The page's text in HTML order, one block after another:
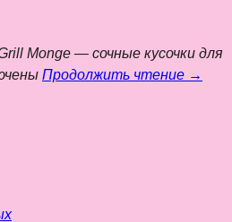
Monge — сочные кусочки для
Продолжить чтение →